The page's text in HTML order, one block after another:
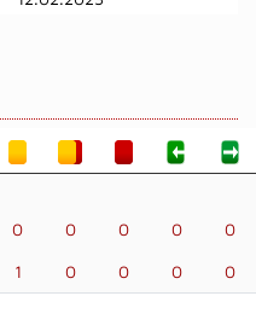
0 0 0 0 0
1 0 0 0 0